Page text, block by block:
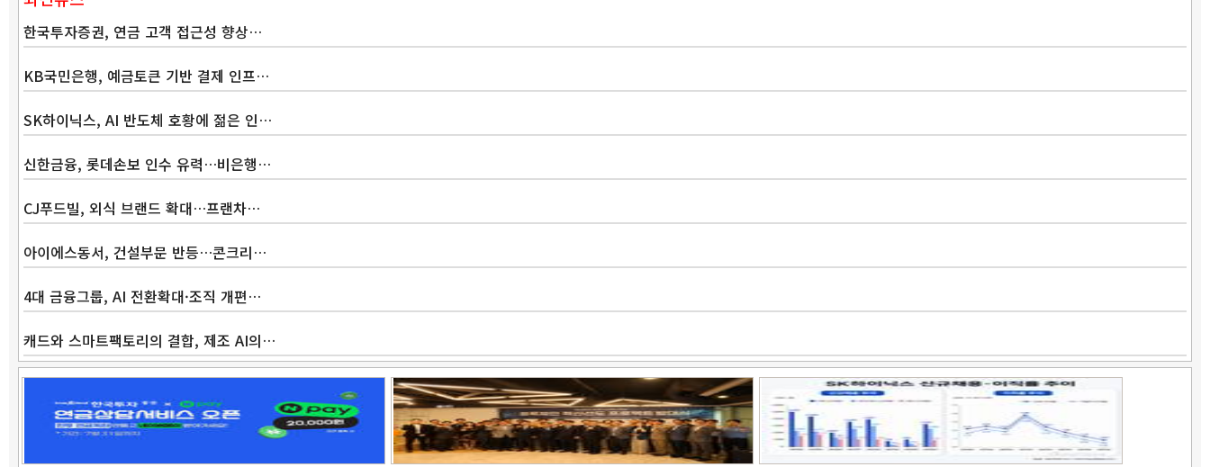
한국투자증권, 연금 고객 접근성 향상…
KB국민은행, 예금토큰 기반 결제 인프…
SK하이닉스, AI 반도체 호황에 젊은 인…
신한금융, 롯데손보 인수 유력…비은행…
CJ푸드빌, 외식 브랜드 확대…프랜차…
아이에스동서, 건설부문 반등…콘크리…
4대 금융그룹, AI 전환확대·조직 개편…
캐드와 스마트팩토리의 결합, 제조 AI의…